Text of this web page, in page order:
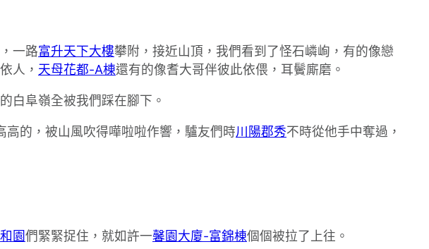
一路富升天下大樓攀附，接近山頂，我們看到了怪石嶙峋，有的像戀
人， 天母花都-A棟還有的像耆大哥伴彼此依偎，耳鬢廝磨。
白阜嶺全被我們踩在腳下。
的，被山風吹得嘩啦啦作響，驢友們時川陽郡秀不時從他手中奪過，
和園們緊緊捉住，就如許一馨園大廈-富錦棟個個被拉了上往。